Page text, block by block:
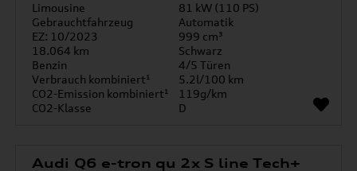
Limousine
81 kW (110 PS)
Gebrauchtfahrzeug
Automatik
EZ: 10/2023
999 cm³
18.064 km
Schwarz
Benzin
4/5 Türen
Verbrauch kombiniert¹
5.2l/100 km
CO2-Emission kombiniert¹
119g/km
CO2-Klasse
D
Audi Q6 e-tron qu 2x S line Tech+